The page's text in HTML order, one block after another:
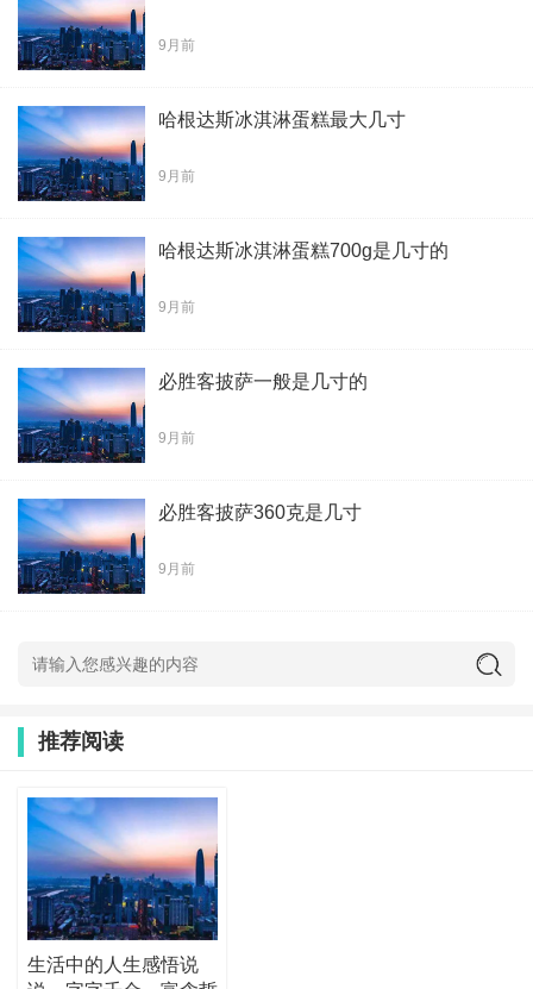
9月前
哈根达斯冰淇淋蛋糕最大几寸
9月前
哈根达斯冰淇淋蛋糕700g是几寸的
9月前
必胜客披萨一般是几寸的
9月前
必胜客披萨360克是几寸
9月前
推荐阅读
生活中的人生感悟说